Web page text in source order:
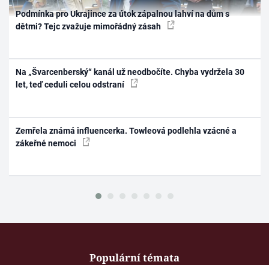
Podmínka pro Ukrajince za útok zápalnou lahví na dům s
dětmi? Tejc zvažuje mimořádný zásah
Na „Švarcenberský“ kanál už neodbočíte. Chyba vydržela 30
let, teď ceduli celou odstraní
Zemřela známá influencerka. Towleová podlehla vzácné a
zákeřné nemoci
Populární témata